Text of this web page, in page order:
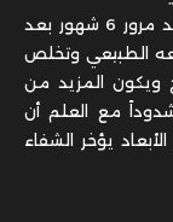
تظهر نتائج عملية نحت الجسم رباعي الأبعاد بعد مرور 6 شهور بعد
الطبيعي وتخلص
ويكون المزيد من
مع العلم أن
يؤخر الشفاء